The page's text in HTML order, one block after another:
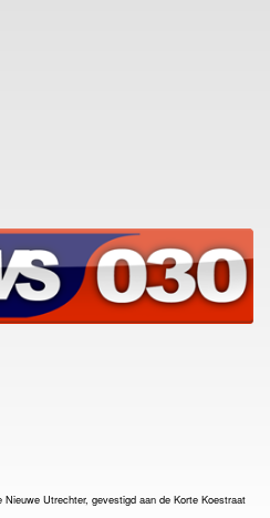
Utrechter, gevestigd aan de Korte Koestraat